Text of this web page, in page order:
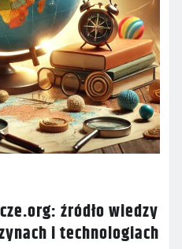
źródło wiedzy
i technologiach